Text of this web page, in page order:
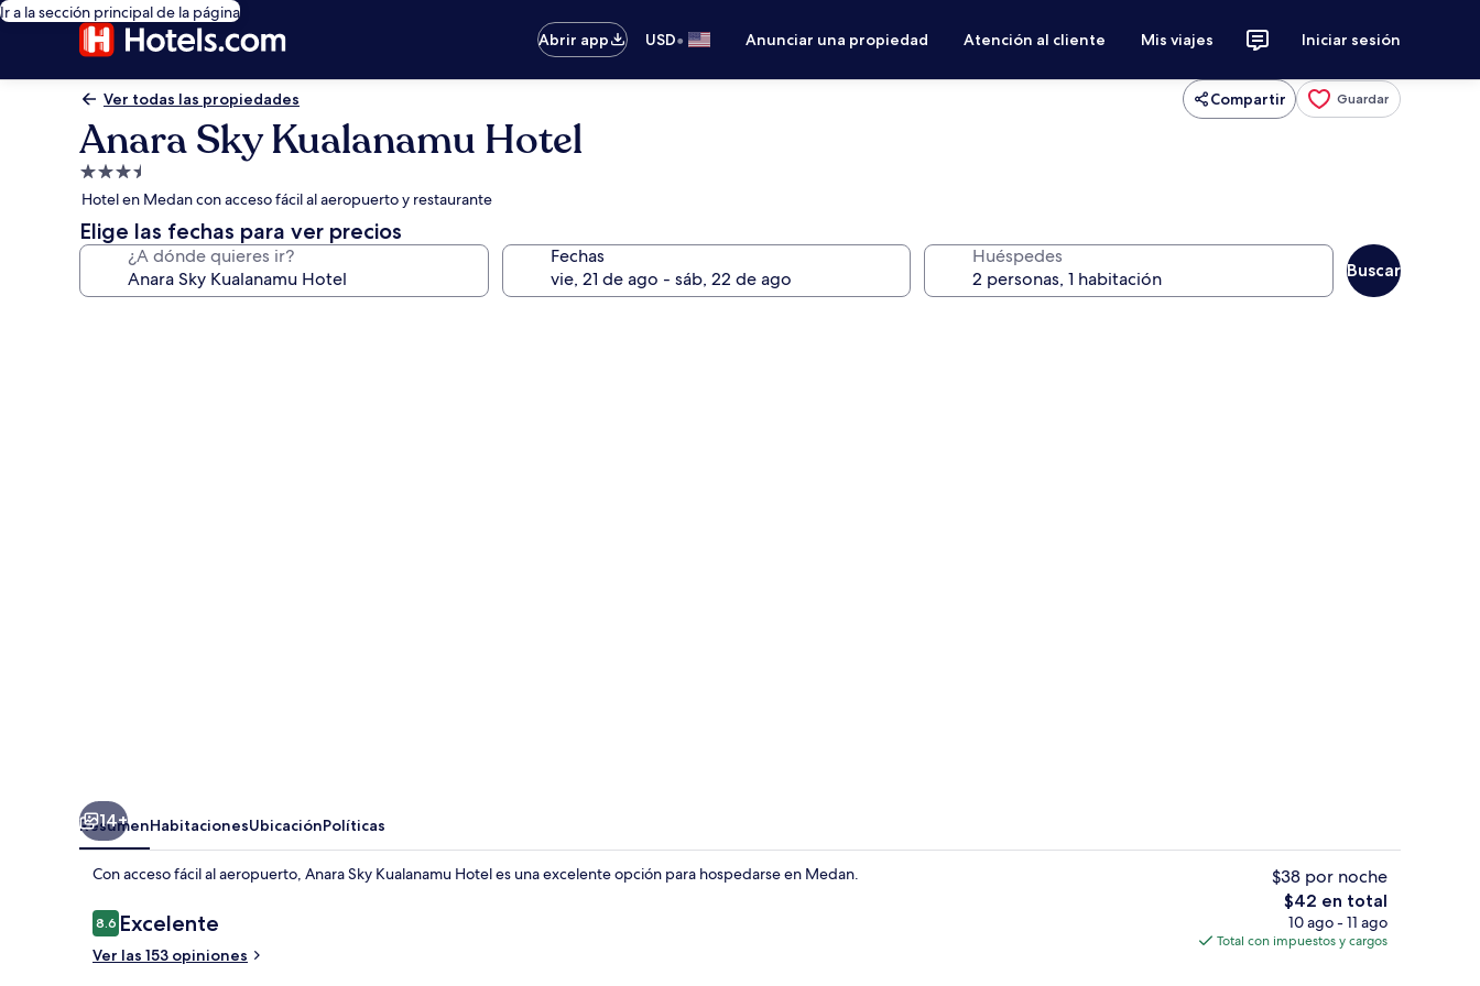
Ir a la sección principal de la página
Abrir app
USD• Anunciar una propiedad Atención al cliente Mis viajes Iniciar sesión
Ver todas las propiedades Compartir Guardar
Anara Sky Kualanamu Hotel
Propiedad
de
3.5
estrellas
Hotel en Medan con acceso fácil al aeropuerto y restaurante
Elige las fechas para ver precios
¿A dónde quieres ir? Fechas Huéspedes
Buscar
Escritorio, insonorización y wifi gratis
14+
ResumenHabitacionesUbicaciónPolíticas
Con acceso fácil al aeropuerto, Anara Sky Kualanamu Hotel es una excelente opción para hospedarse en Medan.
Opiniones
8.68.6 de 10,
Excelente
Ver las 153 opiniones
$38 por noche
El
precio
total
$42 en total
10 ago - 11 ago
Total con impuestos y cargos